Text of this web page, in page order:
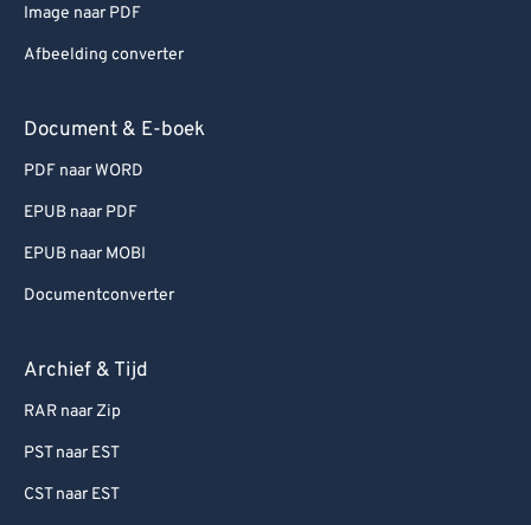
Image naar PDF
Afbeelding converter
Document & E-boek
PDF naar WORD
EPUB naar PDF
EPUB naar MOBI
Documentconverter
Archief & Tijd
RAR naar Zip
PST naar EST
CST naar EST